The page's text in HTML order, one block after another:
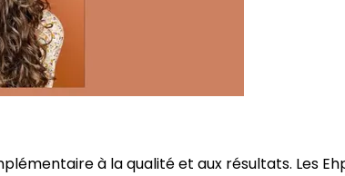
à la qualité et aux résultats. Les